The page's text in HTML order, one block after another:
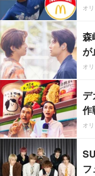
オ
森
が
オ
作
オ
フ